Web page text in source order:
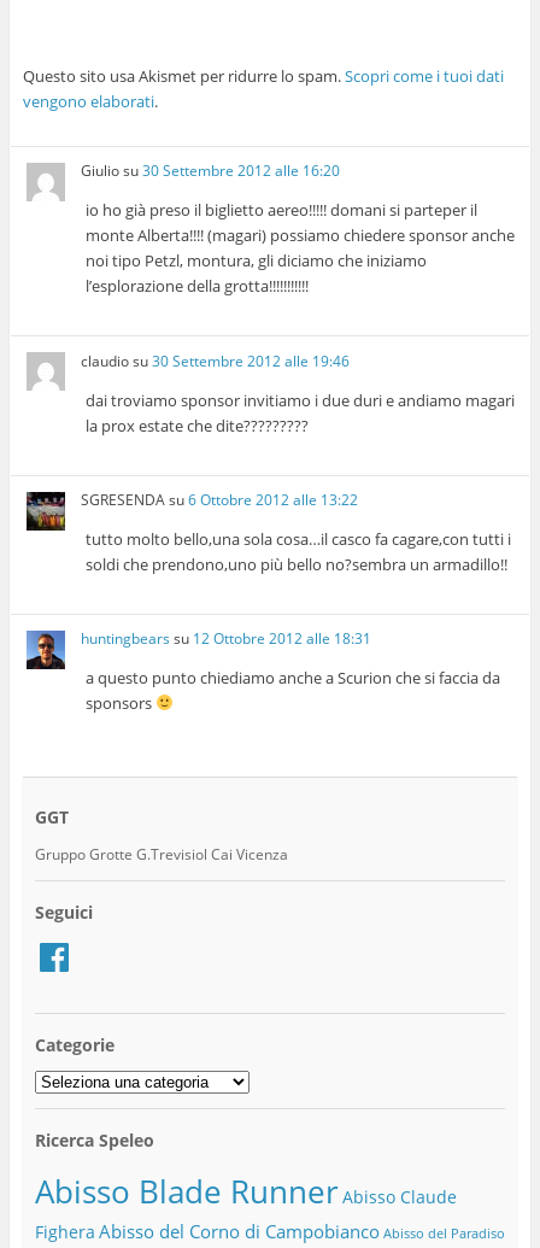
Questo sito usa Akismet per ridurre lo spam.Scopri come i tuoi dati
vengono elaborati.
Giuliosu30 Settembre 2012 alle 16:20
io ho già preso il biglietto aereo!!!!! domani si parteper il
monte Alberta!!!! (magari) possiamo chiedere sponsor anche
noi tipo Petzl, montura, gli diciamo che iniziamo
l’esplorazione della grotta!!!!!!!!!!!
claudiosu30 Settembre 2012 alle 19:46
dai troviamo sponsor invitiamo i due duri e andiamo magari
la prox estate che dite?????????
SGRESENDAsu6 Ottobre 2012 alle 13:22
tutto molto bello,una sola cosa…il casco fa cagare,con tutti i
soldi che prendono,uno più bello no?sembra un armadillo!!
huntingbears su 12 Ottobre 2012 alle 18:31
a questo punto chiediamo anche a Scurion che si faccia da
sponsors
GGT
Gruppo Grotte G.Trevisiol Cai Vicenza
Seguici
Facebook
Categorie
Categorie
Ricerca Speleo
Abisso Blade RunnerAbisso Claude
Fighera Abisso del Corno di Campobianco Abisso del Paradiso